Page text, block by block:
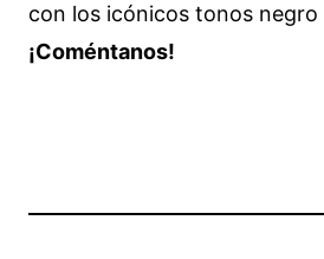
con los icónicos tonos negro
¡Coméntanos!